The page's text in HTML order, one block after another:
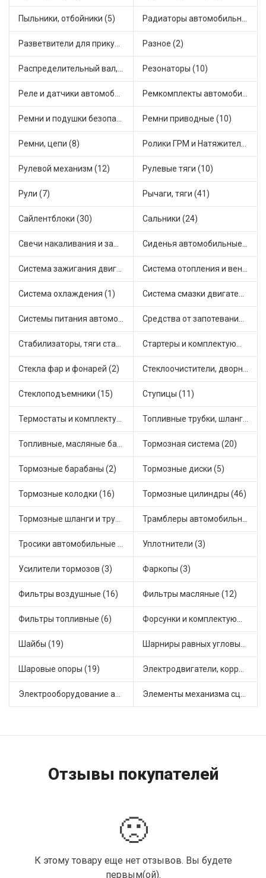
Пыльники, отбойники (5) Радиаторы автомобильные (7)
Разветвители для прикуривателя (3) Разное (2)
Распределительный вал, шестерни распределительного (7) Резонаторы (10)
Реле и датчики автомобильные (73) Ремкомплекты автомобильные (66)
Ремни и подушки безопасности (9) Ремни приводные (10)
Ремни, цепи (8) Ролики ГРМ и Натяжители (14)
Рулевой механизм (12) Рулевые тяги (10)
Рули (7) Рычаги, тяги (41)
Сайлентблоки (30) Сальники (24)
Свечи накаливания и зажигания (31) Сиденья автомобильные (1)
Система зажигания двигателя (2) Система отопления и вентиляции (12)
Система охлаждения (1) Система смазки двигателя (16)
Системы питания автомобиля (16) Средства от запотевания и размораживатели стекла (1)
Стабилизаторы, тяги стабилизатора, стойки стабилиз (3) Стартеры и комплектующие (35)
Стекла фар и фонарей (2) Стеклоочистители, дворники (1)
Стеклоподъемники (15) Ступицы (11)
Термостаты и комплектующие системы охлаждения (49) Топливные трубки, шланги, магистрали и рампы (3)
Топливные, масляные баки (1) Тормозная система (20)
Тормозные барабаны (2) Тормозные диски (5)
Тормозные колодки (16) Тормозные цилиндры (46)
Тормозные шланги и трубки (5) Трамблеры автомобильные (31)
Тросики автомобильные (19) Уплотнители (3)
Усилители тормозов (3) Фаркопы (3)
Фильтры воздушные (16) Фильтры масляные (12)
Фильтры топливные (6) Форсунки и комплектующие (1)
Шайбы (19) Шарниры равных угловых скоростей, приводные валы (1)
Шаровые опоры (19) Электродвигатели, корректоры и приводы автомобильн (21)
Электрооборудование автомобилей (21) Элементы механизма сцепления (55)
Отзывы покупателей
🙁
К этому товару еще нет отзывов. Вы будете
первым(ой).